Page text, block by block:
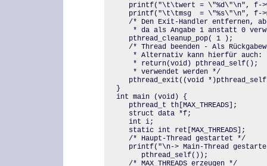
printf("\t\twert = \"%d\"\n", f-
printf("\t\tmsg  = \"%s\"\n", f-
/* Den Exit-Handler entfernen,
* da als Angabe 1 anstatt 0
pthread_cleanup_pop( 1 );
/* Thread beenden - Als
* Alternativ kann hierfür auch:
* return(void) pthread_self();
* verwendet werden */
pthread_exit((void
}
int main (void) {
pthread_t th[MAX_THREADS];
struct data *f;
int i;
static int ret[MAX_THREADS];
/* Haupt-Thread gestartet */
printf("\n-> Main-Thread
pthread_self());
/* MAX_THREADS erzeugen */